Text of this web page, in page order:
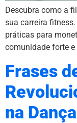
Descubra como a
sua carreira
práticas para
comunidade forte
Frases
na Dança